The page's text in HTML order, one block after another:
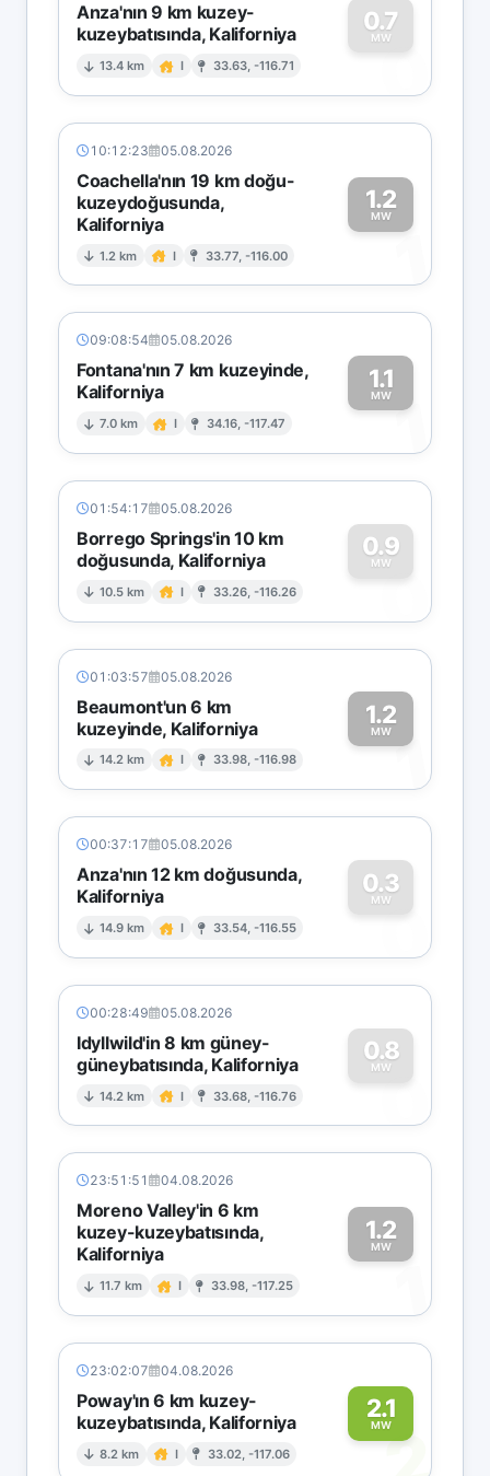
Anza'nın 9 km kuzey-
kuzeybatısında, Kaliforniya
13.4 km I 33.63, -116.71
0.7
MW
0
10:12:23 05.08.2026
Coachella'nın 19 km doğu-
kuzeydoğusunda,
Kaliforniya
1.2 km I 33.77, -116.00
1.2
MW
1
09:08:54 05.08.2026
Fontana'nın 7 km kuzeyinde,
Kaliforniya
7.0 km I 34.16, -117.47
1.1
MW1
01:54:17 05.08.2026
Borrego Springs'in 10 km
doğusunda, Kaliforniya
10.5 km I 33.26, -116.26
0.9
MW
0
01:03:57 05.08.2026
Beaumont'un 6 km
kuzeyinde, Kaliforniya
14.2 km I 33.98, -116.98
1.2
MW1
00:37:17 05.08.2026
Anza'nın 12 km doğusunda,
Kaliforniya
14.9 km I 33.54, -116.55
0.3
MW
0
00:28:49 05.08.2026
Idyllwild'in 8 km güney-
güneybatısında, Kaliforniya
14.2 km I 33.68, -116.76
0.8
MW
0
23:51:51 04.08.2026
Moreno Valley'in 6 km
kuzey-kuzeybatısında,
Kaliforniya
11.7 km I 33.98, -117.25
1.2
MW
1
23:02:07 04.08.2026
Poway'ın 6 km kuzey-
kuzeybatısında, Kaliforniya
8.2 km I 33.02, -117.06
2.1
MW